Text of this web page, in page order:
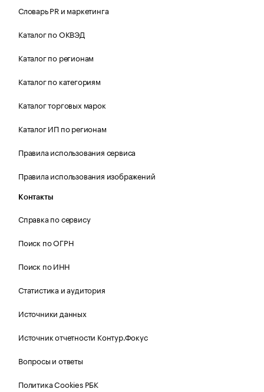
Словарь PR и маркетинга
Каталог по ОКВЭД
Каталог по регионам
Каталог по категориям
Каталог торговых марок
Каталог ИП по регионам
Правила использования сервиса
Правила использования изображений
Контакты
Справка по сервису
Поиск по ОГРН
Поиск по ИНН
Статистика и аудитория
Источники данных
Источник отчетности Контур.Фокус
Вопросы и ответы
Политика Cookies РБК